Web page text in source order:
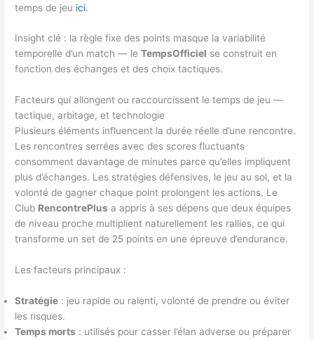
temps de jeu ici.
Insight clé : la règle fixe des points masque la variabilité
temporelle d’un match — leTempsOfficiel se construit en
fonction des échanges et des choix tactiques.
Facteurs qui allongent ou raccourcissent le temps de jeu —
tactique, arbitage, et technologie
Plusieurs éléments influencent la durée réelle d’une rencontre.
Les rencontres serrées avec des scores fluctuants
consomment davantage de minutes parce qu’elles impliquent
plus d’échanges. Les stratégies défensives, le jeu au sol, et la
volonté de gagner chaque point prolongent les actions. Le
Club RencontrePlus a appris à ses dépens que deux équipes
de niveau proche multiplient naturellement les rallies, ce qui
transforme un set de 25 points en une épreuve d’endurance.
Les facteurs principaux :
Stratégie : jeu rapide ou ralenti, volonté de prendre ou éviter
les risques.
Temps morts : utilisés pour casser l’élan adverse ou préparer